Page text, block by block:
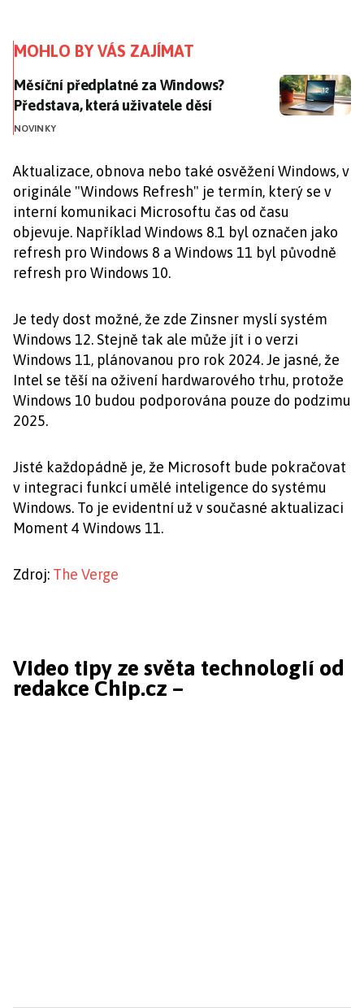
MOHLO BY VÁS ZAJÍMAT
Měsíční předplatné za Windows? Představa, která
Měsíční předplatné za Windows?
Představa, která uživatele děsí
NOVINKY
Aktualizace, obnova nebo také osvěžení Windows, v
originále "Windows Refresh" je termín, který se v
interní komunikaci Microsoftu čas od času
objevuje. Například Windows 8.1 byl označen jako
refresh pro Windows 8 a Windows 11 byl původně
refresh pro Windows 10.
Je tedy dost možné, že zde Zinsner myslí systém
Windows 12. Stejně tak ale může jít i o verzi
Windows 11, plánovanou pro rok 2024. Je jasné, že
Intel se těší na oživení hardwarového trhu, protože
Windows 10 budou podporována pouze do podzimu
2025.
Jisté každopádně je, že Microsoft bude pokračovat
v integraci funkcí umělé inteligence do systému
Windows. To je evidentní už v současné aktualizaci
Moment 4 Windows 11.
Zdroj: The Verge
Video tipy ze světa technologií od
redakce Chip.cz –